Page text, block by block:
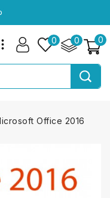
0
0
0
Office 2016